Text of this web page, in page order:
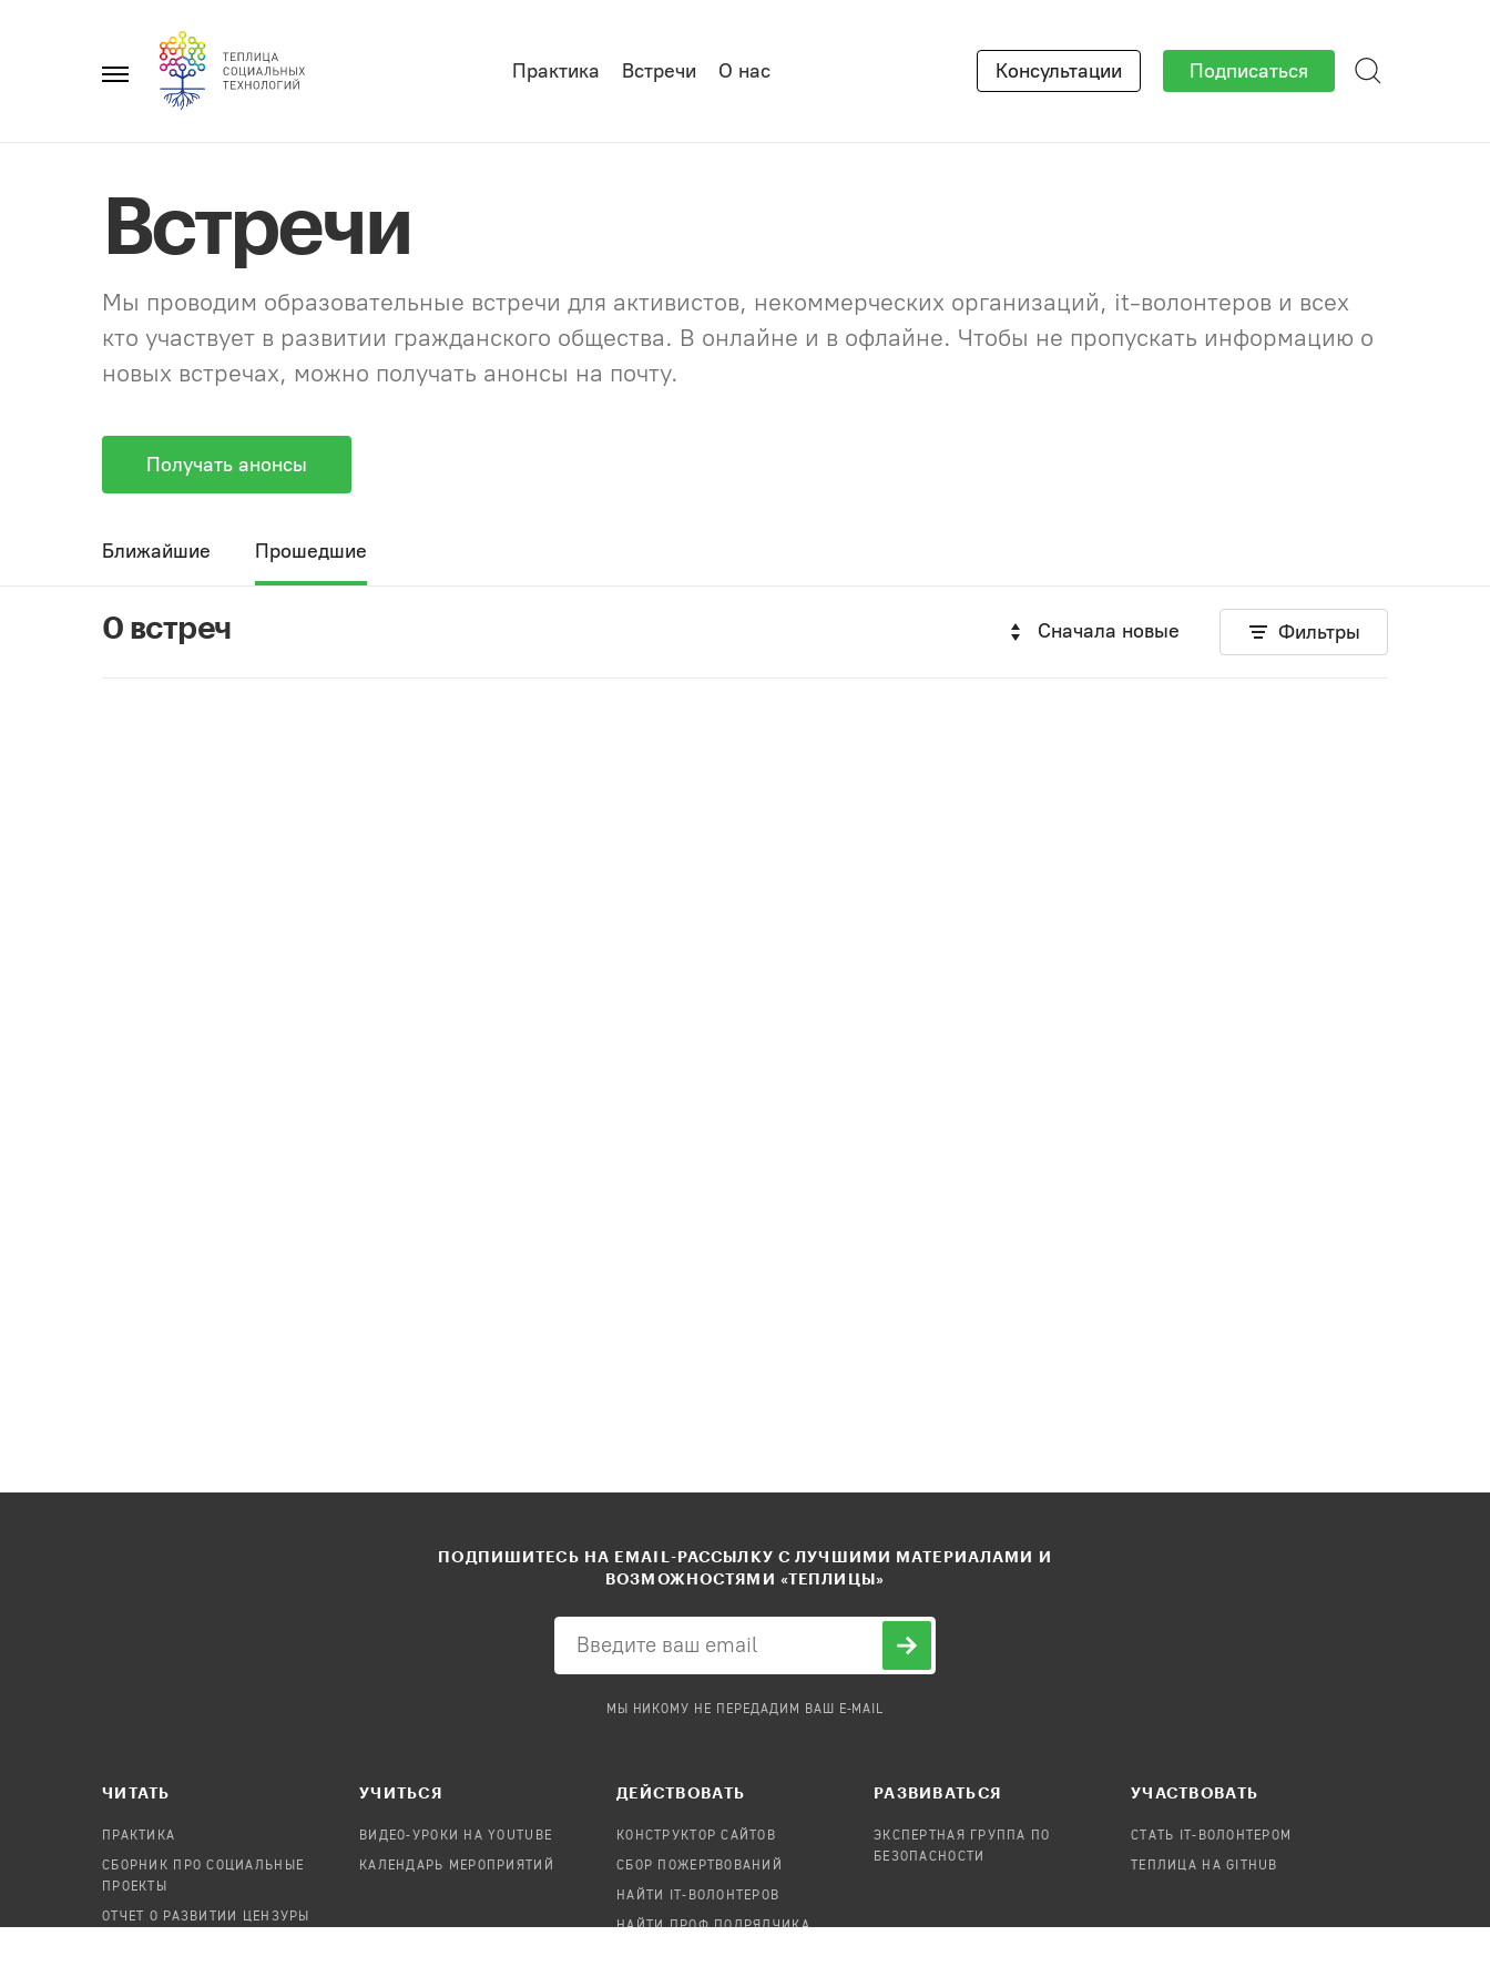
Главное
Практика Встречи О нас Консультации Подписаться
Встречи
Мы проводим образовательные встречи для активистов, некоммерческих организаций, it-волонтеров и всех
кто участвует в развитии гражданского общества. В онлайне и в офлайне. Чтобы не пропускать информацию о
новых встречах, можно получать анонсы на почту.
Получать анонсы
Ближайшие Прошедшие
0 встреч Сначала новые Фильтры
ПОДПИШИТЕСЬ НА EMAIL-РАССЫЛКУ С ЛУЧШИМИ МАТЕРИАЛАМИ И
ВОЗМОЖНОСТЯМИ «ТЕПЛИЦЫ»
МЫ НИКОМУ НЕ ПЕРЕДАДИМ ВАШ E-MAIL
ЧИТАТЬ
ПРАКТИКА
СБОРНИК ПРО СОЦИАЛЬНЫЕ
ПРОЕКТЫ
ОТЧЕТ О РАЗВИТИИ ЦЕНЗУРЫ
УЧИТЬСЯ
ВИДЕО-УРОКИ НА YOUTUBE
КАЛЕНДАРЬ МЕРОПРИЯТИЙ
ДЕЙСТВОВАТЬ
КОНСТРУКТОР САЙТОВ
СБОР ПОЖЕРТВОВАНИЙ
НАЙТИ IT-ВОЛОНТЕРОВ
НАЙТИ ПРОФ.ПОДРЯДЧИКА
РАЗВИВАТЬСЯ
ЭКСПЕРТНАЯ ГРУППА ПО
БЕЗОПАСНОСТИ
УЧАСТВОВАТЬ
СТАТЬ IT-ВОЛОНТЕРОМ
ТЕПЛИЦА НА GITHUB